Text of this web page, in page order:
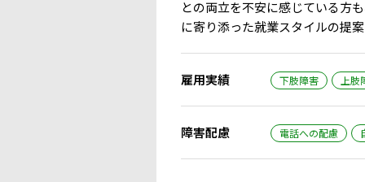
との両立を不安に感じている方
に寄り添った就業スタイルの提案
雇用実績 下肢障害 上肢
障害配慮 電話への配慮